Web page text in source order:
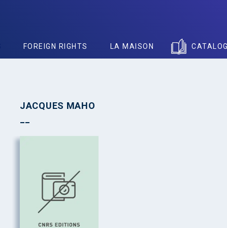
FOREIGN RIGHTS LA MAISON
JACQUES MAHO